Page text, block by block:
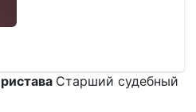
Старший судебный